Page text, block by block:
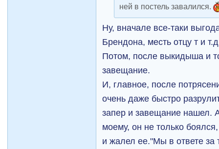
ней в постель завалился.
Ну, вначале все-таки
Брендона, месть отцу т и
Потом, после выкидыша и
завещание.
И, главное, после
очень даже быстро
запер и завещание нашел.
моему, он не только
и жалел ее."Мы в ответе за